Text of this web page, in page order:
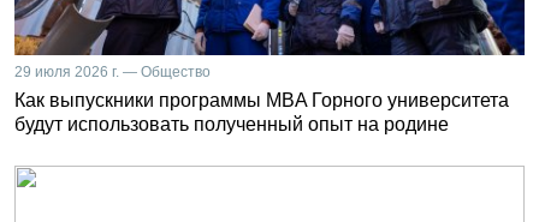
29 июля 2026 г. — Общество
Как выпускники программы MBA Горного университета
будут использовать полученный опыт на родине